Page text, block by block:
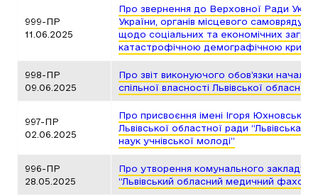
999-ПР
11.06.2025
Про звернення до Верховної Ради
України, органів місцевого
щодо соціальних та економічних загроз,
катастрофічною демографічною кризою
998-ПР
09.06.2025
Про звіт виконуючого обов’язки
спільної власності Львівської
997-ПР
02.06.2025
Про присвоєння імені Ігоря
Львівської областної ради “Львівська
наук учнівської молоді”
996-ПР
28.05.2025
Про утворення комунального закладу
“Львівський обласний медичний